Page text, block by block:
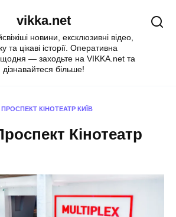
vikka.net
новини, ексклюзивні відео,
та цікаві історії. Оперативна
— заходьте на VIKKA.net та
дізнавайтеся більше!
ПРОСПЕКТ КІНОТЕАТР КИЇВ
Кінотеатр